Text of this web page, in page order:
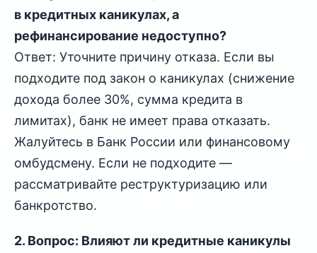
в кредитных каникулах, а
рефинансирование недоступно?
Ответ: Уточните причину отказа. Если вы
подходите под закон о каникулах (снижение
дохода более 30%, сумма кредита в
лимитах), банк не имеет права отказать.
Жалуйтесь в Банк России или финансовому
омбудсмену. Если не подходите —
рассматривайте реструктуризацию или
банкротство.
2. Вопрос: Влияют ли кредитные каникулы